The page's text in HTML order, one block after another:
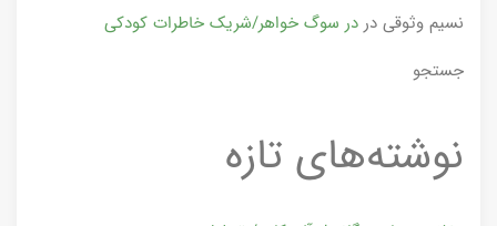
نسیم وثوقی در در سوگ خواهر/شریک خاطرات کودکی
جستجو
نوشته‌های تازه